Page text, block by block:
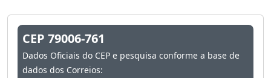
CEP 79006-761
Dados Oficiais do CEP e pesquisa conforme a base de
dados dos Correios: